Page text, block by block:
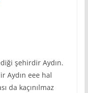
şehirdir Aydın.
Aydın eee hal
da kaçınılmaz